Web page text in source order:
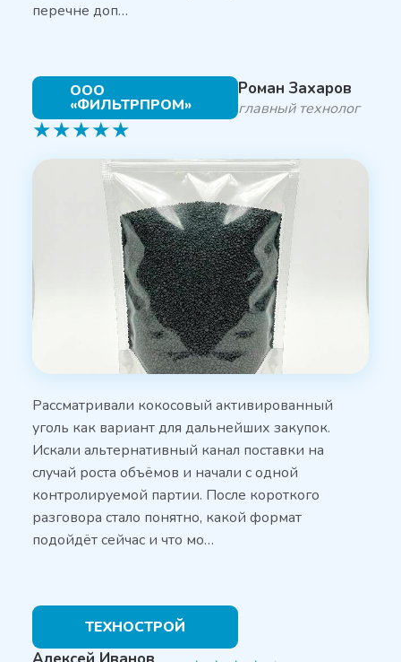
перечне доп…
ООО
«ФИЛЬТРПРОМ»
Роман Захаров
главный технолог
★★★★★
Рассматривали кокосовый активированный
уголь как вариант для дальнейших закупок.
Искали альтернативный канал поставки на
случай роста объёмов и начали с одной
контролируемой партии. После короткого
разговора стало понятно, какой формат
подойдёт сейчас и что мо…
ТЕХНОСТРОЙ